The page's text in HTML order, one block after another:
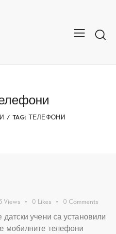
TAG: ТЕЛЕФОНИ
Views 0 Likes 0 Comments
учени са установили
мобилните телефони